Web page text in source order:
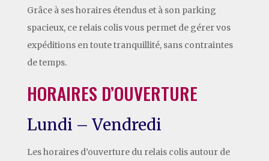
Grâce à ses horaires étendus et à son parking
spacieux, ce relais colis vous permet de gérer vos
expéditions en toute tranquillité, sans contraintes
de temps.
HORAIRES D’OUVERTURE
Lundi – Vendredi
Les horaires d’ouverture du relais colis autour de